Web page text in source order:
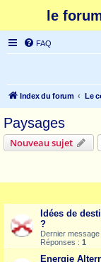
le
FAQ
Index du forum
Paysages
Nouveau sujet
Idées de
?
Dernier
Réponses : 1
Energie